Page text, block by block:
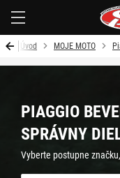
Úvod MOJE MOTO
PIAGGIO
SPRÁVNY
Vyberte postupne